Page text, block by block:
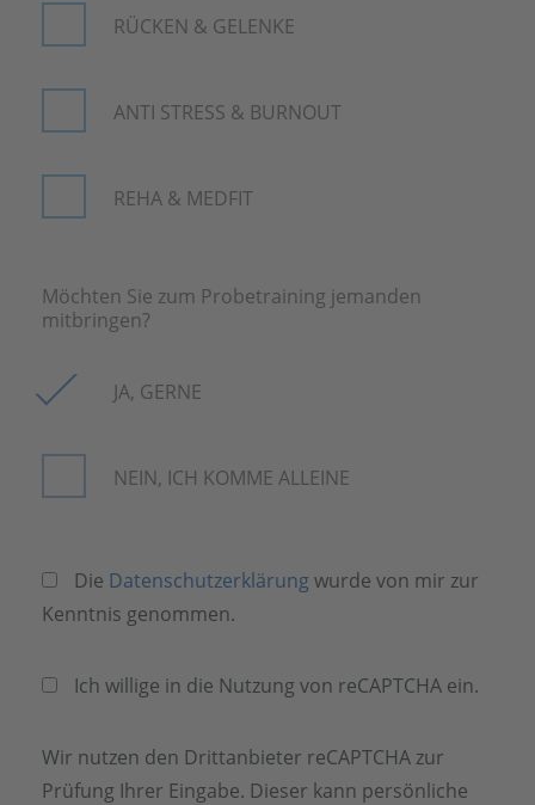
RÜCKEN & GELENKE
ANTI STRESS & BURNOUT
REHA & MEDFIT
Möchten Sie zum Probetraining jemanden
mitbringen?
JA, GERNE
NEIN, ICH KOMME ALLEINE
Die Datenschutzerklärung wurde von mir zur
Kenntnis genommen.
Ich willige in die Nutzung von reCAPTCHA ein.
Wir nutzen den Drittanbieter reCAPTCHA zur
Prüfung Ihrer Eingabe. Dieser kann persönliche